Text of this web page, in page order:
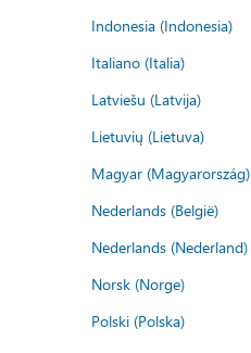
Indonesia (Indonesia)
Italiano (Italia)
Latviešu (Latvija)
Lietuvių (Lietuva)
Magyar (Magyarország)
Nederlands (België)
Nederlands (Nederland)
Norsk (Norge)
Polski (Polska)